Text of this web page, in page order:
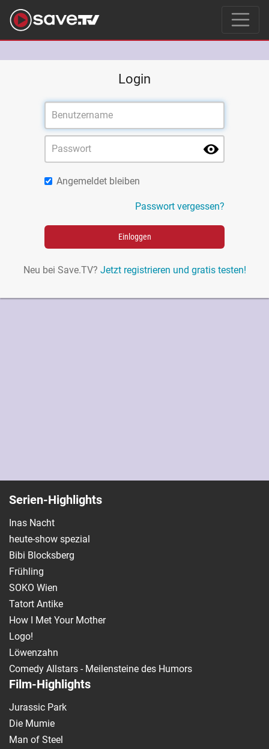
Login
Angemeldet bleiben
Passwort vergessen?
Einloggen
Neu bei Save.TV? Jetzt registrieren und gratis testen!
Serien-Highlights
Inas Nacht
heute-show spezial
Bibi Blocksberg
Frühling
SOKO Wien
Tatort Antike
How I Met Your Mother
Logo!
Löwenzahn
Comedy Allstars - Meilensteine des Humors
Film-Highlights
Jurassic Park
Die Mumie
Man of Steel